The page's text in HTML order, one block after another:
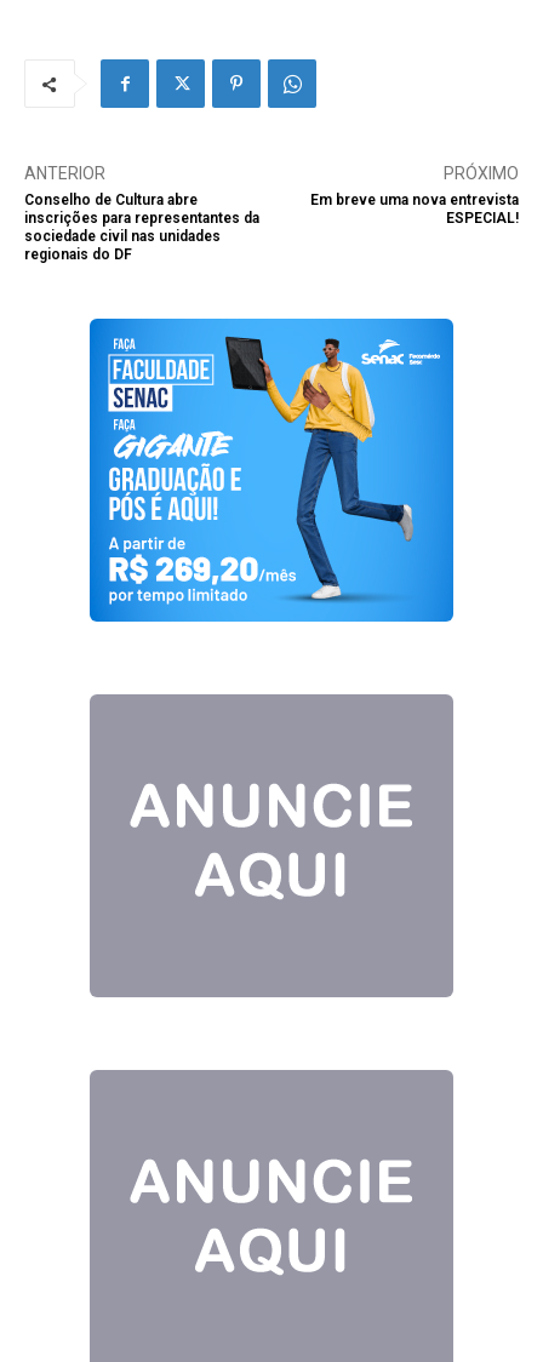
ANTERIOR
Conselho de Cultura abre
inscrições para representantes da
sociedade civil nas unidades
regionais do DF
PRÓXIMO
Em breve uma nova entrevista
ESPECIAL!